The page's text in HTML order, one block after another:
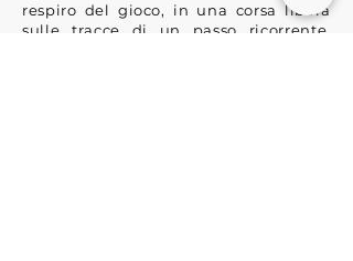
respiro del gioco, in una corsa libera
sulle tracce di un passo ricorrente,